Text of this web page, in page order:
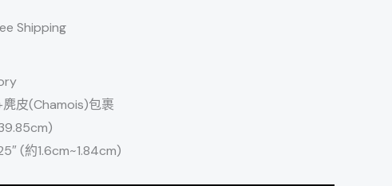
Shipping
皮(Chamois)包裹
(約1.6cm~1.84cm)